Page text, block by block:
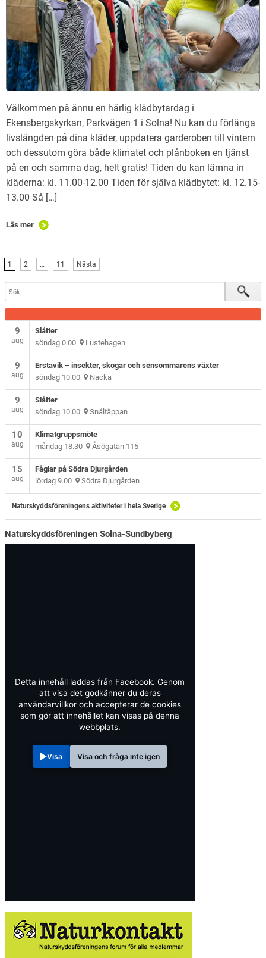
Välkommen på ännu en härlig klädbytardag i
Ekensbergskyrkan, Parkvägen 1 i Solna! Nu kan du förlänga
livslängden på dina kläder, uppdatera garderoben till vintern
och dessutom göra både klimatet och plånboken en tjänst
på en och samma dag, helt gratis! Tiden du kan lämna in
kläderna: kl. 11.00-12.00 Tiden för själva klädbytet: kl. 12.15-
13.00 Så […]
Läs mer
1 2 … 11 Nästa
9
aug
Slåtter
söndag 0.00 Lustehagen
9
aug
Erstavik – insekter, skogar och sensommarens växter
söndag 10.00 Nacka
9
aug
Slåtter
söndag 10.00 Snåltäppan
10
aug
Klimatgruppsmöte
måndag 18.30 Åsögatan 115
15
aug
Fåglar på Södra Djurgården
lördag 9.00 Södra Djurgården
Naturskyddsföreningens aktiviteter i hela Sverige
Naturskyddsföreningen Solna-Sundbyberg
Detta innehåll laddas från Facebook. Genom
att visa det godkänner du deras
användarvillkor och accepterar de cookies
som gör att innehållet kan visas på denna
webbplats.
Visa Visa och fråga inte igen